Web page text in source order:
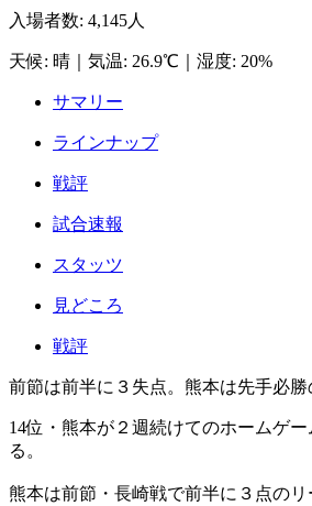
入場者数: 4,145人
天候: 晴 気温: 26.9℃ 湿度: 20%
サマリー
ラインナップ
戦評
試合速報
スタッツ
見どころ
戦評
前節は前半に３失点。熊本は先手必
14位・熊本が２週続けてのホームゲ
る。
熊本は前節・長崎戦で前半に３点の